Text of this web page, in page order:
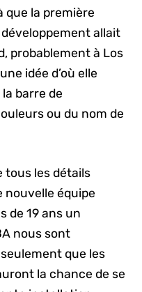
que la première
allait
probablement à Los
idée d’où elle
barre de
ou du nom de
tous les détails
nouvelle équipe
de 19 ans un
nous sont
que les
la chance de se